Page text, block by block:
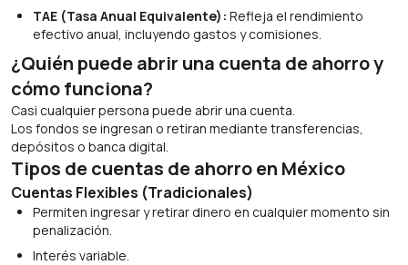
TAE (Tasa Anual Equivalente): Refleja el rendimiento
efectivo anual, incluyendo gastos y comisiones.
¿Quién puede abrir una cuenta de ahorro y
cómo funciona?
Casi cualquier persona puede abrir una cuenta.
Los fondos se ingresan o retiran mediante transferencias,
depósitos o banca digital.
Tipos de cuentas de ahorro en México
Cuentas Flexibles (Tradicionales)
Permiten ingresar y retirar dinero en cualquier momento sin
penalización.
Interés variable.